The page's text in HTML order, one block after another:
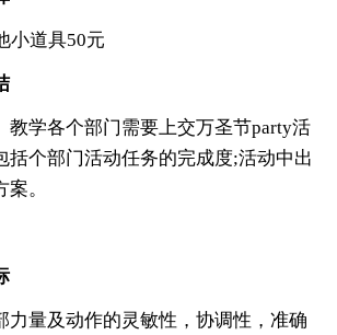
道具50元
学各个部门需要上交万圣节party活
括个部门活动任务的完成度;活动中出
。
量及动作的灵敏性，协调性，准确